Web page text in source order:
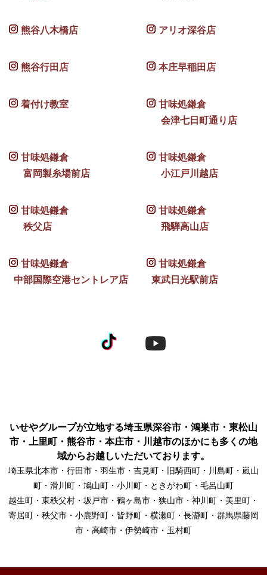
熊谷八木橋店 アリオ深谷店
熊谷行田店 本庄早稲田店
着付け教室
甘味処鎌倉
会津七日町通り店
甘味処鎌倉
富岡製糸場前店
甘味処鎌倉
小江戸川越店
甘味処鎌倉
秩父店
甘味処鎌倉
飛騨高山店
甘味処鎌倉
中部国際空港セントレア店
甘味処鎌倉
東武日光駅前店
いせやグループが立地する埼玉県深谷市・鴻巣市・東松山
市・上里町・熊谷市・本庄市・川越市のほかにも多くの地
域からお越しいただいております。
埼玉県北本市・行田市・羽生市・吉見町・旧騎西町・川島町・嵐山
町・滑川町・鳩山町・小川町・ときがわ町・毛呂山町
越生町・東秩父村・坂戸市・鶴ヶ島市・狭山市・神川町・美里町・
寄居町・秩父市・小鹿野町・皆野町・横瀬町・長瀞町・群馬県藤岡
市・高崎市・伊勢崎市・玉村町